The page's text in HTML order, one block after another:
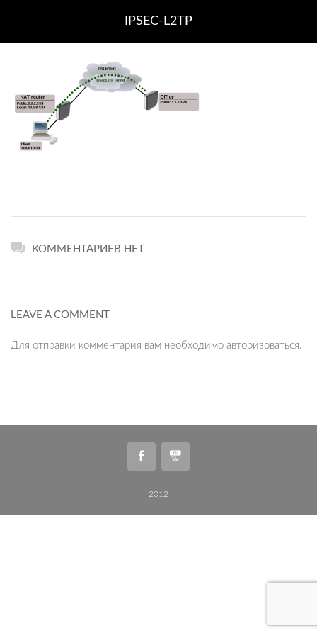
IPSEC-L2TP
КОММЕНТАРИЕВ НЕТ
LEAVE A COMMENT
Для отправки комментария вам необходимо авторизоваться.
2012